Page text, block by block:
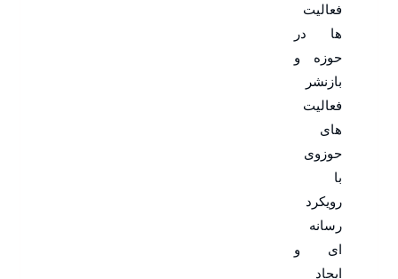
فعالیت
ها در
حوزه و
بازنشر
فعالیت
های
حوزوی
با
رویکرد
رسانه
ای و
ایجاد